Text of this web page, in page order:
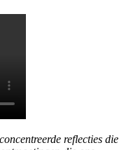
reflecties die